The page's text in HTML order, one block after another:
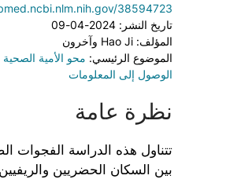
38594723
تاريخ النشر: 2024-04-09
المؤلف: Hao Ji وآخرون
الموضوع الرئيسي: محو الأمية الصحية
الوصول إلى المعلومات
نظرة عامة
تتناول هذه الدراسة الفجوات
بين السكان الحضريين